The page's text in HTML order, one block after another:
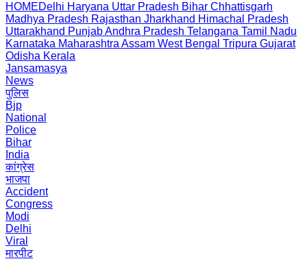
HOMEDelhi Haryana Uttar Pradesh Bihar Chhattisgarh
Madhya Pradesh Rajasthan Jharkhand Himachal Pradesh
Uttarakhand PunjabAndhra Pradesh Telangana Tamil Nadu
Karnataka Maharashtra Assam West Bengal Tripura Gujarat
Odisha Kerala
Jansamasya
News
पुलिस
Bjp
National
Police
Bihar
India
कांग्रेस
भाजपा
Accident
Congress
Modi
Delhi
Viral
मारपीट